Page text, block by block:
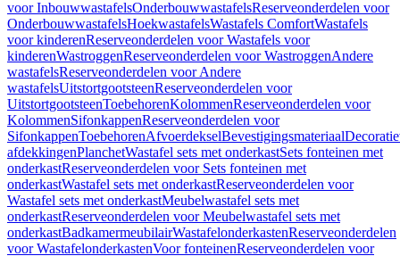
voor InbouwwastafelsOnderbouwwastafelsReserveonderdelen voor
OnderbouwwastafelsHoekwastafelsWastafels ComfortWastafels
voor kinderenReserveonderdelen voor Wastafels voor
kinderenWastroggenReserveonderdelen voor WastroggenAndere
wastafelsReserveonderdelen voor Andere
wastafelsUitstortgootsteenReserveonderdelen voor
UitstortgootsteenToebehorenKolommenReserveonderdelen voor
KolommenSifonkappenReserveonderdelen voor
SifonkappenToebehorenAfvoerdekselBevestigingsmateriaal
afdekkingenPlanchetWastafel sets met onderkastSets fonteinen met
onderkastReserveonderdelen voor Sets fonteinen met
onderkastWastafel sets met onderkastReserveonderdelen voor
Wastafel sets met onderkastMeubelwastafel sets met
onderkastReserveonderdelen voor Meubelwastafel sets met
onderkastBadkamermeubilairWastafelonderkastenReserveonderdelen
voor WastafelonderkastenVoor fonteinenReserveonderdelen voor